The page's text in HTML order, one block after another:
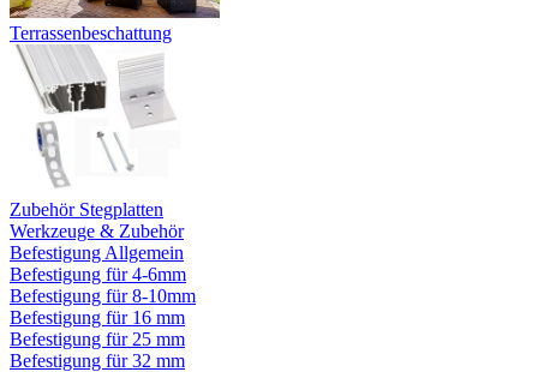
Terrassenbeschattung
Zubehör Stegplatten
Werkzeuge & Zubehör
Befestigung Allgemein
Befestigung für 4-6mm
Befestigung für 8-10mm
Befestigung für 16 mm
Befestigung für 25 mm
Befestigung für 32 mm